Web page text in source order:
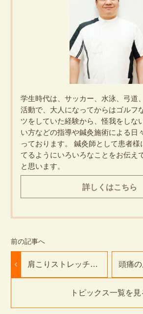
学生時代は、サッカー、水泳、弓道
活動で、大人になってからはゴルフ
ツをしていた経験から、怪我をしな
い方などの指導や鍼灸施術による日
っております。 鍼灸師として患者様
てるようにいろいろなことをお伝え
と思います。
詳しくはこちら
肩こりストレッチで
ケア！｜豊橋ふたば
頭痛
橋ふ
トピックス一覧を見